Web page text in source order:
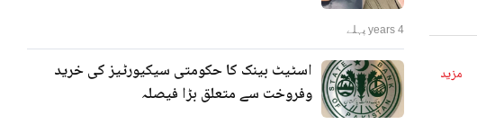
مزید
4 years پہلے
اسٹیٹ بینک کا حکومتی سیکیورٹیز کی خرید
وفروخت سے متعلق بڑا فیصلہ